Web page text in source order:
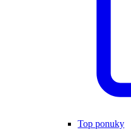
Top ponuky